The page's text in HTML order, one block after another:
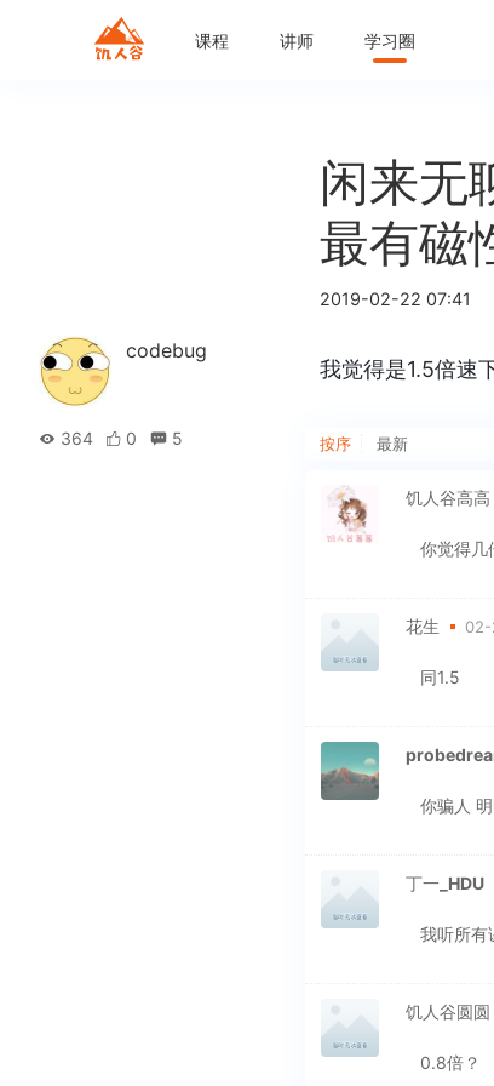
课程 讲师 学习圈
闲来无
最有磁
2019-02-22 07:41
我觉得是1.5倍速
codebug
364 0 5 按序 最新
饥人谷高高
你觉得几
花生 02-
同1.5
你骗人
丁一_HDU
我听所有
饥人谷圆圆
0.8倍？